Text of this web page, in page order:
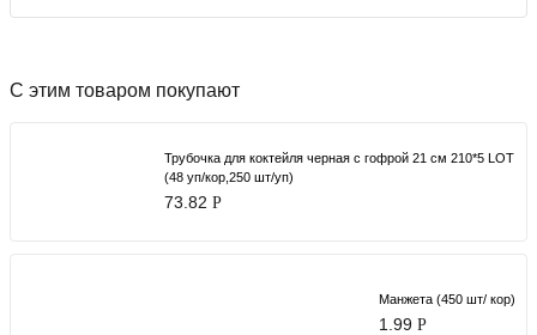
С этим товаром покупают
Трубочка для коктейля черная с гофрой 21 см 210*5 LOT
(48 уп/кор,250 шт/уп)
73.82 Р
Манжета (450 шт/ кор)
1.99Р